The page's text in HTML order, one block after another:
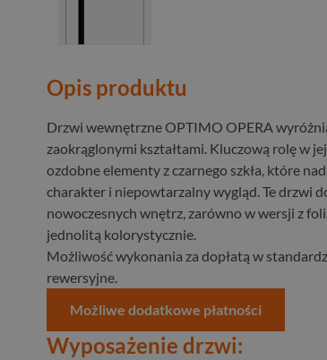
Opis produktu
Drzwi wewnętrzne OPTIMO OPERA
zaokrąglonymi kształtami. Kluczową rolę w
ozdobne elementy z czarnego szkła, które
charakter i niepowtarzalny wygląd. Te drzwi
nowoczesnych wnętrz, zarówno w wersji z
jednolitą kolorystycznie.
Możliwość wykonania za dopłatą w
rewersyjne.
Możliwe dodatkowe płatności
Wyposażenie drzwi: